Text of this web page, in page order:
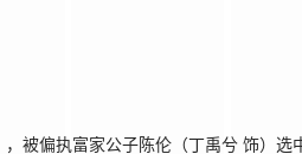
被偏执富家公子陈伦（丁禹兮 饰）